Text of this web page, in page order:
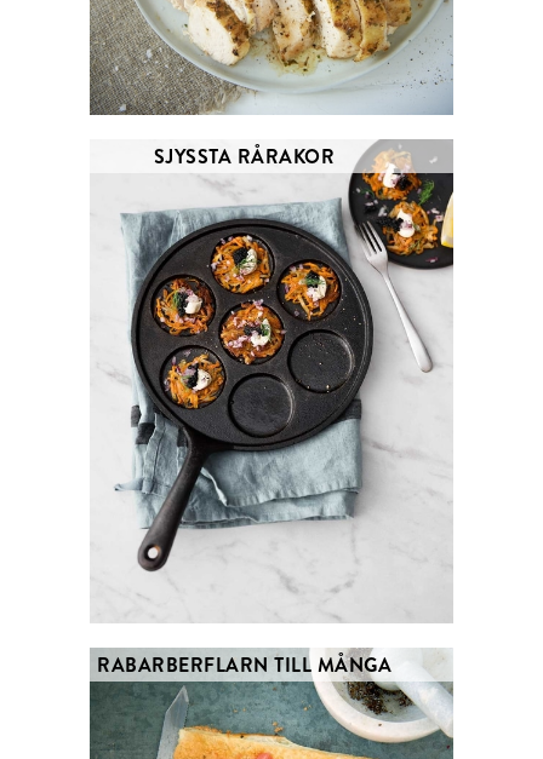
SJYSSTA RÅRAKOR
RABARBERFLARN TILL MÅNGA